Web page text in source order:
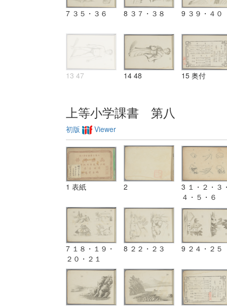
7 ３５・３６ 8 ３７・３８ 9 ３９・４０
13 47 14 48 15 奥付
上等小学課書 第八
初版 Viewer
1 表紙 2
3 １・２・３
４・５・６
7 １８・１９・
２０・２１
8 ２２・２３ 9 ２４・２５